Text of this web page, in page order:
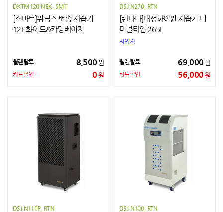
DXTM120-NEK_SMT
[스마트]위닉스 뽀송 제습기
12L 화이트&카밍베이지
월렌탈료 8,500원
카드할인 0원
DSJ-N270_RTN
[렌타나]대성하이원 제습기 터
미널타입 265L
사업자
월렌탈료 69,000원
카드할인 56,000원
DSJ-N110P_RTN DSJ-N100_RTN